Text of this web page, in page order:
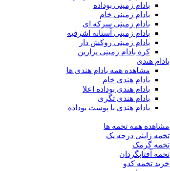
بادام زمینی بوداده
بادام زمینی خام
بادام زمینی سرکه ای
بادام زمینی آستانه اشرفیه
بادام زمینی روکش دار
کره بادام زمینی پرارین
بادام هندی
مشاهده همه بادام هندی ها
بادام هندی خام
بادام هندی بوداده اعلا
بادام هندی تگری
بادام هندی با پوست بوداده
مشاهده همه تخمه ها
تخمه ژاپنی درجه یک
تخمه گرمک
تخمه آفتابگردان
خرید تخمه کدو